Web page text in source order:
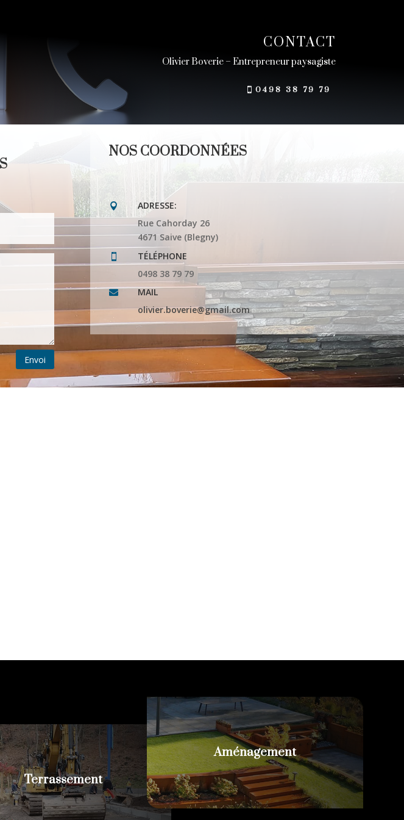
CONTACT
Olivier Boverie – Entrepreneur paysagiste
0498 38 79 79
Envoi
NOS COORDONNÉES

ADRESSE:
Rue Cahorday 26
4671 Saive (Blegny)

TÉLÉPHONE
0498 38 79 79

MAIL
olivier.boverie@gmail.com
Terrassement
Aménagement